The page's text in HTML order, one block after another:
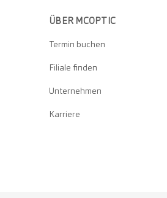
ÜBER MCOPTIC
Termin buchen
Filiale finden
Unternehmen
Karriere